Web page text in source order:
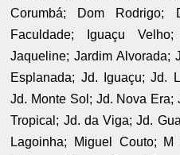
Corumbá; Dom Rodrigo;
Faculdade; Iguaçu
Jaqueline; Jardim Alvorada;
Esplanada; Jd. Iguaçu; Jd.
Jd. Monte Sol; Jd. Nova Era;
Tropical; Jd. da Viga; Jd.
Lagoinha; Miguel Couto;